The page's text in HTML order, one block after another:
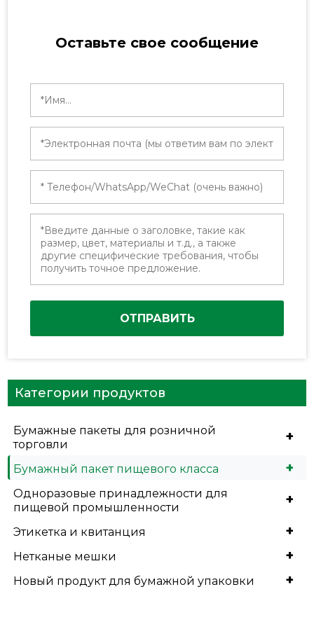
Оставьте свое сообщение
ОТПРАВИТЬ
Категории продуктов
+
Бумажные пакеты для розничной
торговли
+
Бумажный пакет пищевого класса
+
Одноразовые принадлежности для
пищевой промышленности
+
Этикетка и квитанция
+
Нетканые мешки
+
Новый продукт для бумажной упаковки